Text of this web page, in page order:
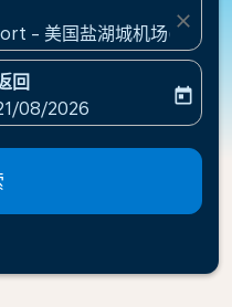
- 美国盐湖城机场(SLC),
close
aria-label
回
booking-return-date-
08/2026
today